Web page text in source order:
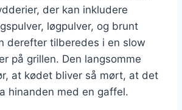
der kan inkludere
løgpulver, og brunt
derefter tilberedes i en slow
på grillen. Den langsomme
at kødet bliver så mørt, at det
hinanden med en gaffel.